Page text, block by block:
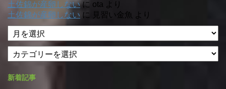
土佐錦が産卵しないに ota より
土佐錦が産卵しない に 見習い金魚 より
ア
ー
イ
テ
リ
新着記事